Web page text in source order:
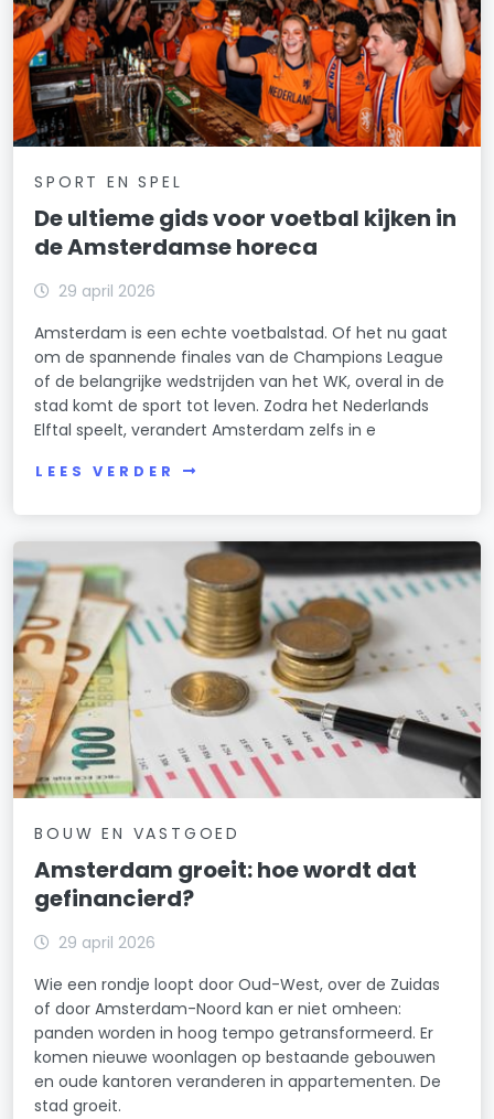
SPORT EN SPEL
De ultieme gids voor voetbal kijken in
de Amsterdamse horeca
29 april 2026
Amsterdam is een echte voetbalstad. Of het nu gaat
om de spannende finales van de Champions League
of de belangrijke wedstrijden van het WK, overal in de
stad komt de sport tot leven. Zodra het Nederlands
Elftal speelt, verandert Amsterdam zelfs in e
LEES VERDER
BOUW EN VASTGOED
Amsterdam groeit: hoe wordt dat
gefinancierd?
29 april 2026
Wie een rondje loopt door Oud-West, over de Zuidas
of door Amsterdam-Noord kan er niet omheen:
panden worden in hoog tempo getransformeerd. Er
komen nieuwe woonlagen op bestaande gebouwen
en oude kantoren veranderen in appartementen. De
stad groeit.